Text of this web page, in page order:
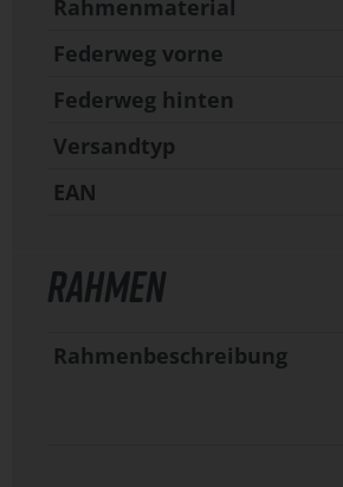
Rahmenmaterial
Federweg vorne
Federweg hinten
Versandtyp
EAN
RAHMEN
Rahmenbeschreibung